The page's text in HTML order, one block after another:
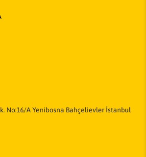
No:16/A Yenibosna Bahçelievler İstanbul